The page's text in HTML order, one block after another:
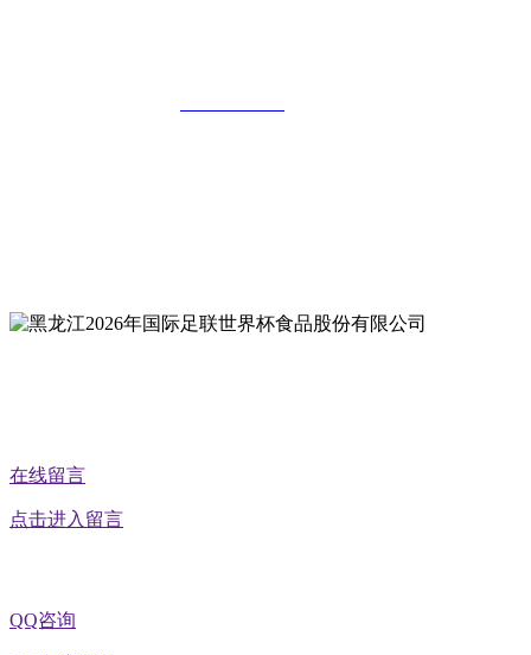
在线留言
点击进入留言
QQ咨询